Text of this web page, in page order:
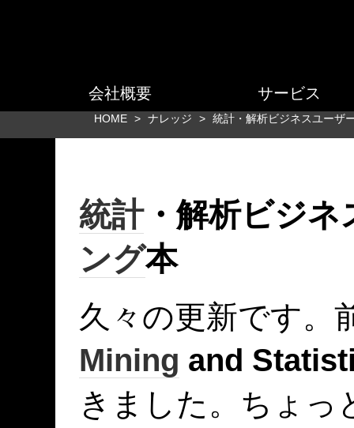
会社概要 サービス
HOME > ナレッジ > 統計・解析ビジネスユーザ
統計・解析ビジネ
ング本
久々の更新です。
Mining and
きました。ちょっ